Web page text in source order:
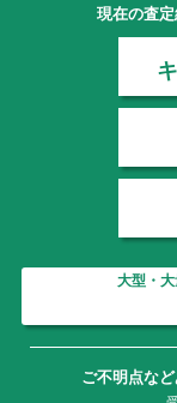
現在の査
大型・
ご不明点な